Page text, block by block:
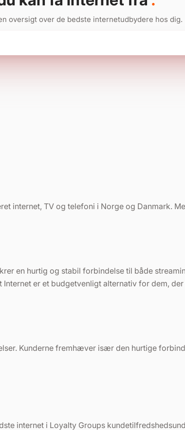
oversigt over de bedste internetudbydere hos dig.
internet, TV og telefoni i Norge og Danmark.
en hurtig og stabil forbindelse til både
er et budgetvenligt alternativ for dem,
Kunderne fremhæver især den hurtige
internet i Loyalty Groups